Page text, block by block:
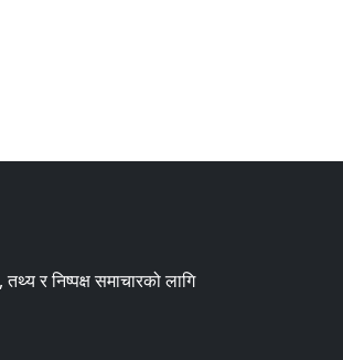
र निष्पक्ष समाचारको लागि